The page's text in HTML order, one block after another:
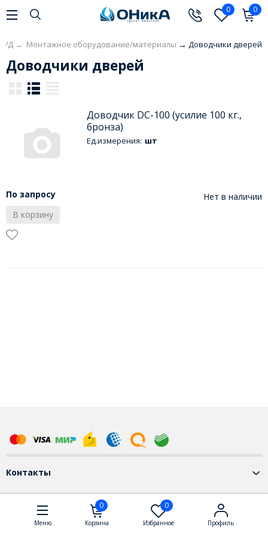
0 0
→ Монтажное оборудование/материалы → Доводчики дверей
Доводчики дверей
Доводчик DC-100 (усилие 100 кг.,
бронза)
Ед.измерения: шт
По запросу
Нет в наличии
В корзину
Контакты
Меню
0
Корзина
0
Избранное Профиль